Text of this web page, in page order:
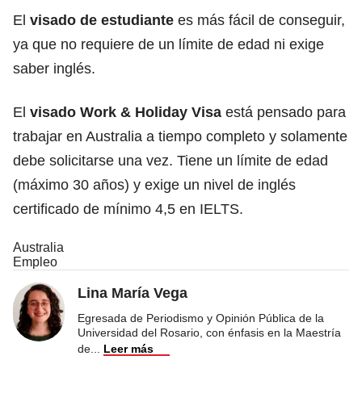
El visado de estudiante es más fácil de conseguir,
ya que no requiere de un límite de edad ni exige
saber inglés.
El visado Work & Holiday Visa está pensado para
trabajar en Australia a tiempo completo y solamente
debe solicitarse una vez. Tiene un límite de edad
(máximo 30 años) y exige un nivel de inglés
certificado de mínimo 4,5 en IELTS.
Australia
Empleo
Lina María Vega
Egresada de Periodismo y Opinión Pública de la
Universidad del Rosario, con énfasis en la Maestría
de
Leer más